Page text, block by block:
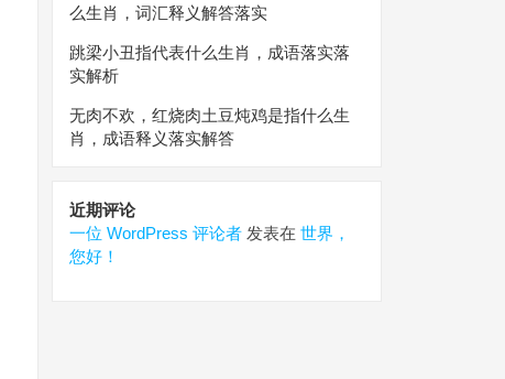
么生肖，词汇释义解答落实
跳梁小丑指代表什么生肖，成语落实落
实解析
无肉不欢，红烧肉土豆炖鸡是指什么生
肖，成语释义落实解答
近期评论
一位 WordPress 评论者 发表在 世界，
您好！